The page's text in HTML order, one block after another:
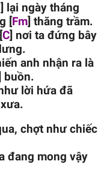
] lại ngày tháng
[Fm] thăng trầm.
C] nơi ta đứng bây
anh nhận ra là
buồn.
lời hứa đã
chợt như chiếc
đang mong vậy